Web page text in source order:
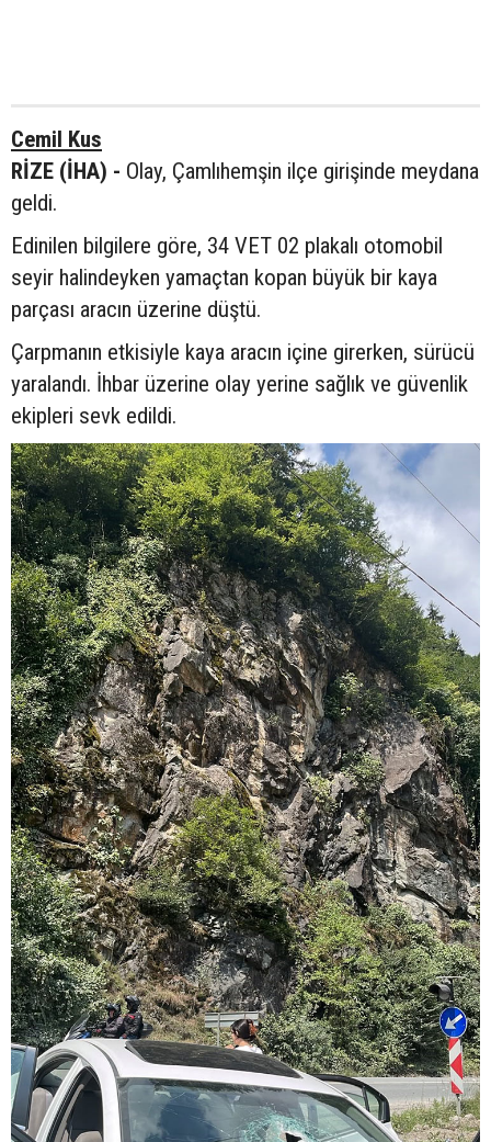
Cemil Kus
RİZE (İHA) - Olay, Çamlıhemşin ilçe girişinde meydana
geldi.
Edinilen bilgilere göre, 34 VET 02 plakalı otomobil
seyir halindeyken yamaçtan kopan büyük bir kaya
parçası aracın üzerine düştü.
Çarpmanın etkisiyle kaya aracın içine girerken, sürücü
yaralandı. İhbar üzerine olay yerine sağlık ve güvenlik
ekipleri sevk edildi.